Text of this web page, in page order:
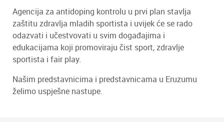
Agencija za antidoping kontrolu u prvi plan stavlja
zaštitu zdravlja mladih sportista i uvijek će se rado
odazvati i učestvovati u svim događajima i
edukacijama koji promoviraju čist sport, zdravlje
sportista i fair play.
Našim predstavnicima i predstavnicama u Eruzumu
želimo uspješne nastupe.